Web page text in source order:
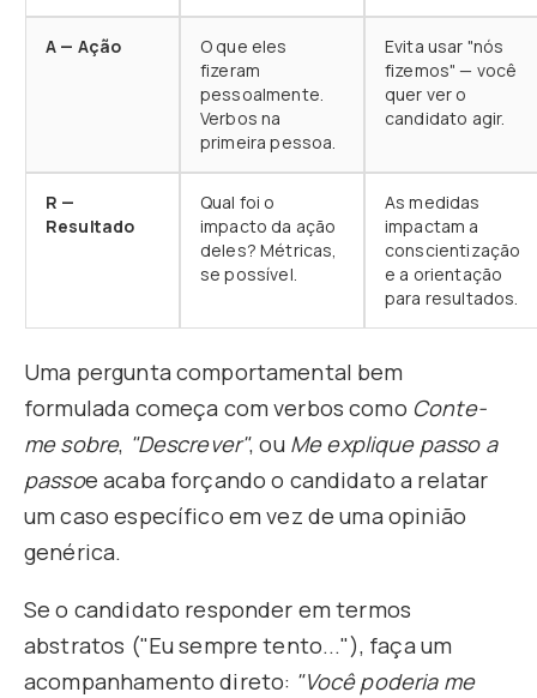
A — Ação
O que eles
fizeram
pessoalmente.
Verbos na
primeira pessoa.
Evita usar "nós
fizemos" — você
quer ver o
candidato agir.
R —
Resultado
Qual foi o
impacto da ação
deles? Métricas,
se possível.
As medidas
impactam a
conscientização
e a orientação
para resultados.
Uma pergunta comportamental bem
formulada começa com verbos como Conte-
me sobre, "Descrever", ou Me explique passo a
passoe acaba forçando o candidato a relatar
um caso específico em vez de uma opinião
genérica.
Se o candidato responder em termos
abstratos ("Eu sempre tento..."), faça um
acompanhamento direto: "Você poderia me